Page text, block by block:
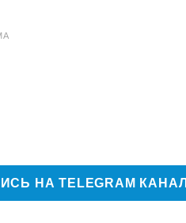
НА TELEGRAM КАНАЛ